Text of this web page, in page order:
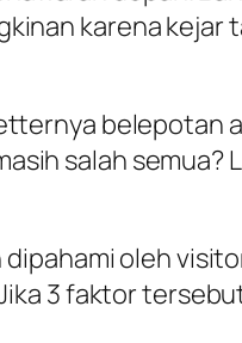
karena kejar
belepotan
salah semua?
oleh
3 faktor